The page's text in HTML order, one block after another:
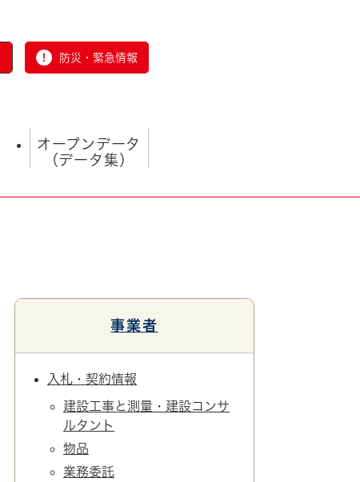
防災・緊急情報
オープンデータ
（データ集）
事業者
入札・契約情報
建設工事と測量・建設コンサ
ルタント
物品
業務委託